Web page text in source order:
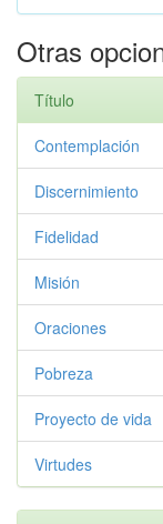
Otras
Título
Contemplación
Discernimiento
Fidelidad
Misión
Oraciones
Pobreza
Proyecto de vida
Virtudes